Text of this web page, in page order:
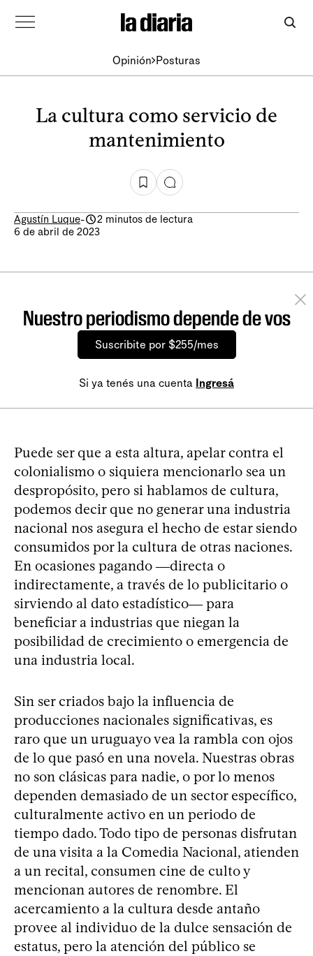
Opinión Posturas
La cultura como servicio de
mantenimiento
Agustín Luque-
2 minutos de lectura
6 de abril de 2023
Nuestro periodismo depende de vos
Suscribite por $255/mes
Si ya tenés una cuenta Ingresá
Puede ser que a esta altura, apelar contra el
colonialismo o siquiera mencionarlo sea un
despropósito, pero si hablamos de cultura,
podemos decir que no generar una industria
nacional nos asegura el hecho de estar siendo
consumidos por la cultura de otras naciones.
En ocasiones pagando ―directa o
indirectamente, a través de lo publicitario o
sirviendo al dato estadístico― para
beneficiar a industrias que niegan la
posibilidad de crecimiento o emergencia de
una industria local.
Sin ser criados bajo la influencia de
producciones nacionales significativas, es
raro que un uruguayo vea la rambla con ojos
de lo que pasó en una novela. Nuestras obras
no son clásicas para nadie, o por lo menos
dependen demasiado de un sector específico,
culturalmente activo en un periodo de
tiempo dado. Todo tipo de personas disfrutan
de una visita a la Comedia Nacional, atienden
a un recital, consumen cine de culto y
mencionan autores de renombre. El
acercamiento a la cultura desde antaño
provee al individuo de la dulce sensación de
estatus, pero la atención del público se